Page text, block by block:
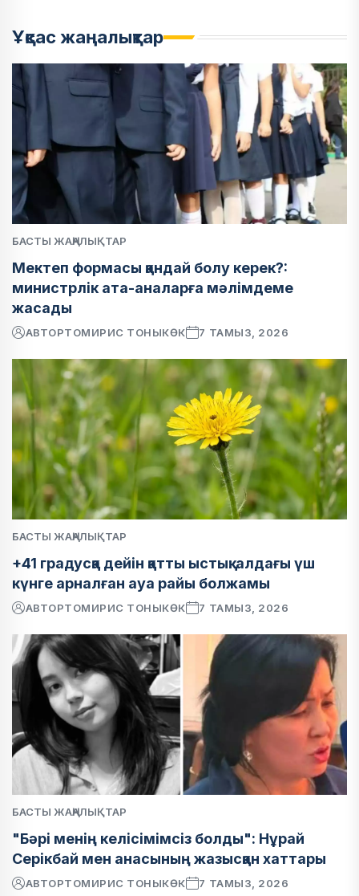
Ұқсас жаңалықтар
БАСТЫ ЖАҢАЛЫҚТАР
Мектеп формасы қандай болу керек?:
министрлік ата-аналарға мәлімдеме
жасады
АВТОРТОМИРИС ТОНЫКӨК 7 ТАМЫЗ, 2026
БАСТЫ ЖАҢАЛЫҚТАР
+41 градусқа дейін қатты ыстық: алдағы үш
күнге арналған ауа райы болжамы
АВТОРТОМИРИС ТОНЫКӨК 7 ТАМЫЗ, 2026
БАСТЫ ЖАҢАЛЫҚТАР
"Бәрі менің келісімімсіз болды": Нұрай
Серікбай мен анасының жазысқан хаттары
АВТОРТОМИРИС ТОНЫКӨК 7 ТАМЫЗ, 2026